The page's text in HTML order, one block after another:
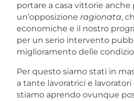
portare a casa vittorie anche
un’opposizione ragionata,
economiche e il nostro
per un serio intervento
miglioramento delle
Per questo siamo stati in
a tante lavoratrici e
stiamo aprendo ovunque